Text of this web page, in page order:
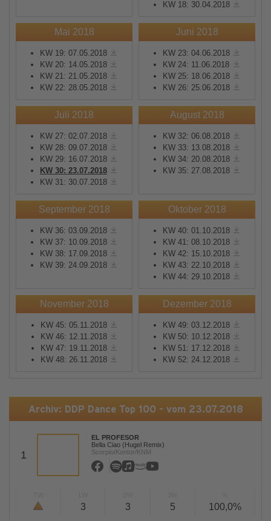
KW 18: 30.04.2018
Mai 2018
KW 19: 07.05.2018
KW 20: 14.05.2018
KW 21: 21.05.2018
KW 22: 28.05.2018
Juni 2018
KW 23: 04.06.2018
KW 24: 11.06.2018
KW 25: 18.06.2018
KW 26: 25.06.2018
Juli 2018
KW 27: 02.07.2018
KW 28: 09.07.2018
KW 29: 16.07.2018
KW 30: 23.07.2018
KW 31: 30.07.2018
August 2018
KW 32: 06.08.2018
KW 33: 13.08.2018
KW 34: 20.08.2018
KW 35: 27.08.2018
September 2018
KW 36: 03.09.2018
KW 37: 10.09.2018
KW 38: 17.09.2018
KW 39: 24.09.2018
Oktober 2018
KW 40: 01.10.2018
KW 41: 08.10.2018
KW 42: 15.10.2018
KW 43: 22.10.2018
KW 44: 29.10.2018
November 2018
KW 45: 05.11.2018
KW 46: 12.11.2018
KW 47: 19.11.2018
KW 48: 26.11.2018
Dezember 2018
KW 49: 03.12.2018
KW 50: 10.12.2018
KW 51: 17.12.2018
KW 52: 24.12.2018
Archiv: DDP Dance Top 100 - vom 23.07.2018
1
EL PROFESOR
Bella Ciao (Hugel Remix)
Scorpio/Kontor/KNM
3 3 5 100,0%